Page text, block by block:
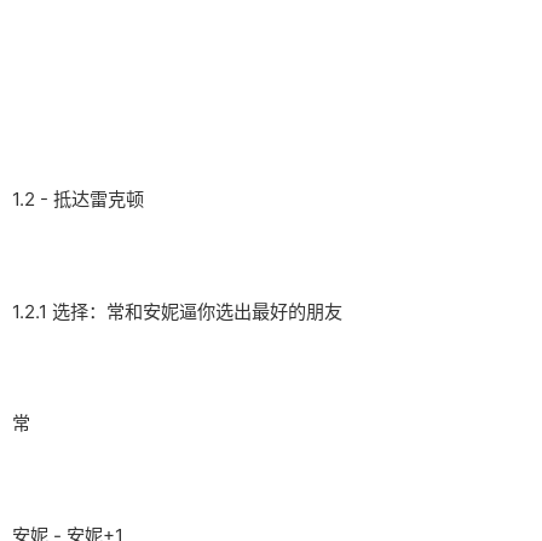
1.2 - 抵达雷克顿
1.2.1 选择：常和安妮逼你选出最好的朋友
常
安妮 - 安妮+1